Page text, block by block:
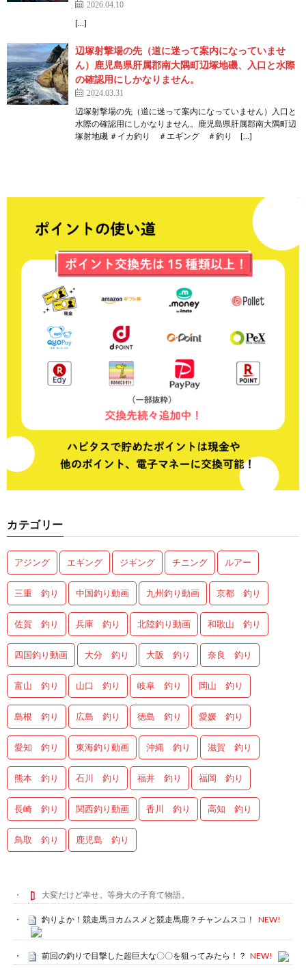
2026.04.10
[…]
辺塚射撃場の先（道に迷って案内になっていませ
ん）鹿児島県肝属郡南大隅町辺塚地磯、入口と水際
の確認用にしかなりません。
2024.03.31
辺塚射撃場の先（道に迷って案内になっていません）入口と
水際の確認用にしかなりません。鹿児島県肝属郡南大隅町辺
塚射地磯 ＃イカ釣り ＃エギング ＃釣り […]
カテゴリー
アジング エギング ジギング チニング ルアー
三重 釣り 中国釣り動画 九州釣り動画 京都 釣り
佐賀 釣り 兵庫 釣り 北陸釣り動画 和歌山 釣り
四国釣り動画 大分 釣り 大阪 釣り 奈良 釣り
富山 釣り 山口 釣り 岐阜 釣り 岡山 釣り
島根 釣り 広島 釣り 徳島 釣り 愛媛 釣り
愛知 釣り 東海釣り動画 沖縄 釣り 滋賀 釣り
熊本 釣り 石川 釣り 福井 釣り 福岡 釣り
長崎 釣り 関西釣り動画 香川 釣り 高知 釣り
鳥取 釣り 鹿児島 釣り
大変だけど幸せ。等身大の子育て物語。
釣りよか！競走馬ヨカムスメと競走馬鹿？チャンムスコ！ NEW!
前回の釣りで目撃した超巨大な〇〇を狙ってみたら！？ NEW!